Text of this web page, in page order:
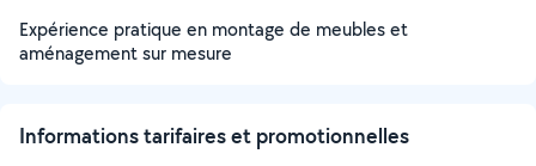
Expérience pratique en montage de meubles et
aménagement sur mesure
Informations tarifaires et promotionnelles